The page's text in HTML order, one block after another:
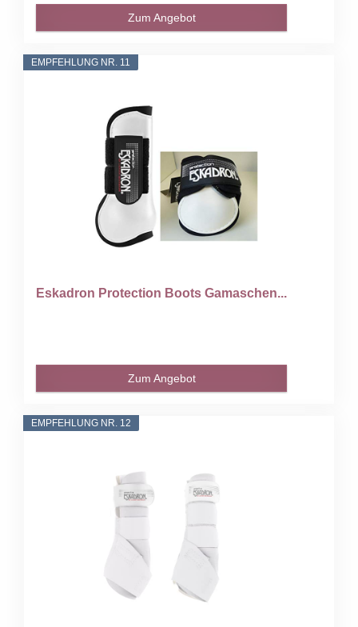
Zum Angebot
EMPFEHLUNG NR. 11
Eskadron Protection Boots Gamaschen...
Zum Angebot
EMPFEHLUNG NR. 12